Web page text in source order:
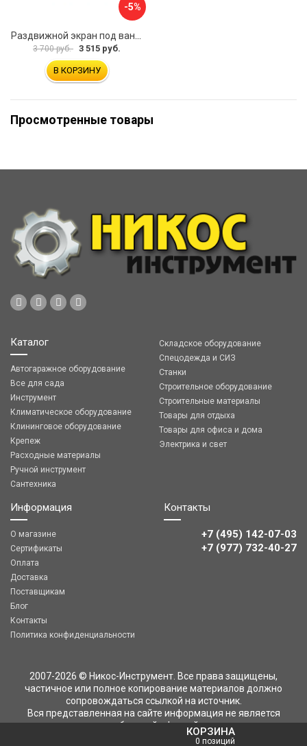
КОРЗИНА
0 позиций
-5%
3 700 руб. 3 515 руб.
В КОРЗИНУ
Просмотренные товары
Каталог
Автогаражное оборудование
Все для сада
Инструмент
Климатическое оборудование
Клининговое оборудование
Крепеж
Расходные материалы
Ручной инструмент
Сантехника
Складское оборудование
Спецодежда и СИЗ
Станки
Строительное оборудование
Строительные материалы
Товары для отдыха
Товары для офиса и дома
Электрика и свет
Информация
О магазине
Сертификаты
Оплата
Доставка
Поставщикам
Блог
Контакты
Политика конфиденциальности
Контакты
+7 (495) 142-07-03
‎‎+7 (977) 732-40-27
2007-2026 © Никос-Инструмент. Все права защищены,
частичное или полное копирование материалов должно
сопровождаться ссылкой на источник.
Вся представленная на сайте информация не является
публичной офертой